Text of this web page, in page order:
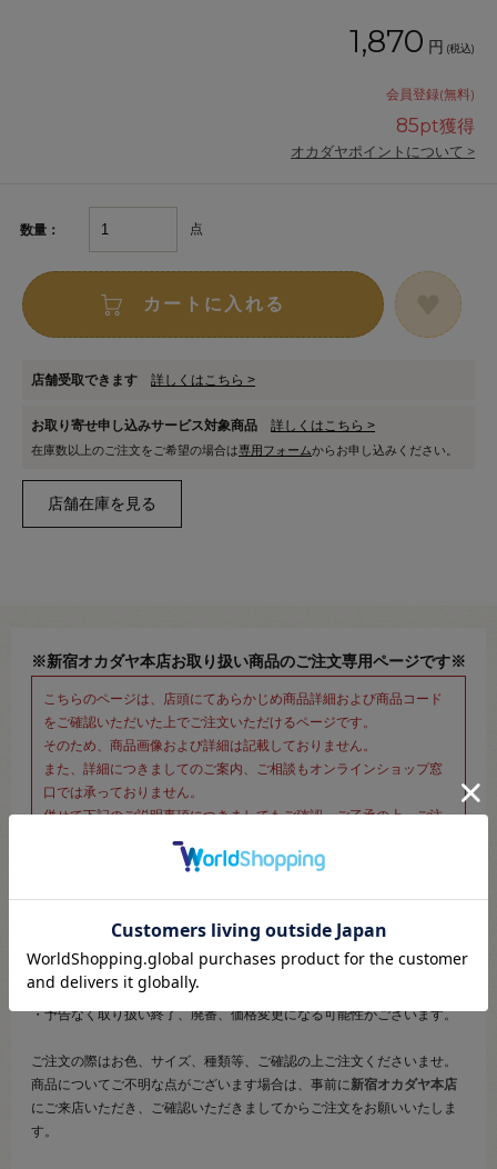
1,870 円 (税込)
会員登録(無料)
85pt獲得
オカダヤポイントについて >
数量： 点
カートに入れる
店舗受取できます 詳しくはこちら >
お取り寄せ申し込みサービス対象商品 詳しくはこちら >
在庫数以上のご注文をご希望の場合は専用フォームからお申し込みください。
※新宿オカダヤ本店お取り扱い商品のご注文専用ページです※
こちらのページは、店頭にてあらかじめ商品詳細および商品コード
をご確認いただいた上でご注文いただけるページです。
そのため、商品画像および詳細は記載しておりません。
また、詳細につきましてのご案内、ご相談もオンラインショップ窓
口では承っておりません。
併せて下記のご説明事項につきましてもご確認、ご了承の上、ご注
文いただきますようお願いいたします。
●ご注文について
・メール等での画像送信はいたしかねますのでご了承くださいませ。
・商品の特性等により、ご注文後にご連絡を差し上げることがございま
す。
・予告なく取り扱い終了、廃番、価格変更になる可能性がございます。
ご注文の際はお色、サイズ、種類等、ご確認の上ご注文くださいませ。
商品についてご不明な点がございます場合は、事前に新宿オカダヤ本店
にご来店いただき、ご確認いただきましてからご注文をお願いいたしま
す。